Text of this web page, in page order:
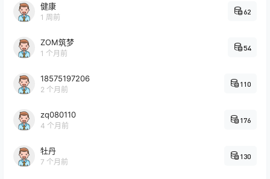
健康
1 周前
62
ZOM筑梦
1 个月前
54
18575197206
2 个月前
110
zq080110
4 个月前
176
牡丹
7 个月前
130